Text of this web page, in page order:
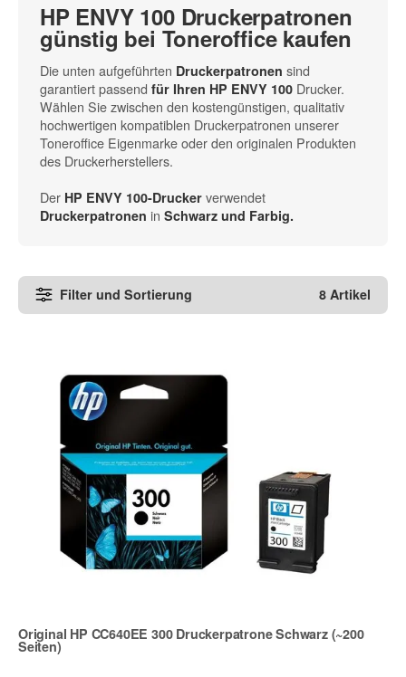
HP ENVY 100 Druckerpatronen
günstig bei Toneroffice kaufen
Die unten aufgeführten Druckerpatronen sind
garantiert passend für Ihren HP ENVY 100 Drucker.
Wählen Sie zwischen den kostengünstigen, qualitativ
hochwertigen kompatiblen Druckerpatronen unserer
Toneroffice Eigenmarke oder den originalen Produkten
des Druckerherstellers.
Der HP ENVY 100-Drucker verwendet
Druckerpatronen in Schwarz und Farbig.
Filter und Sortierung 8 Artikel
Original HP CC640EE 300 Druckerpatrone Schwarz (~200
Seiten)
Zur Artikelbewertung